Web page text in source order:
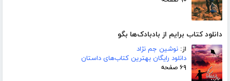
دانلود کتاب برایم از بادبادک‌ها بگو
از: نوشین جم نژاد
دانلود رایگان بهترین کتاب‌های داستان
۶۹ صفحه